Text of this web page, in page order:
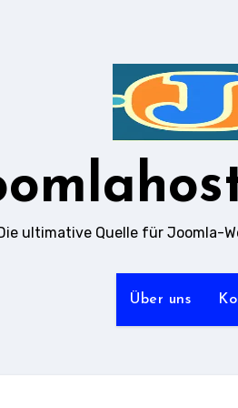
ultimative Quelle für Joomla-
Über uns